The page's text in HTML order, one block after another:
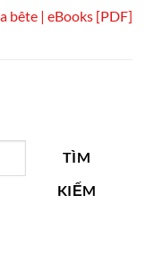
bête | eBooks [PDF]
TÌM
KIẾM